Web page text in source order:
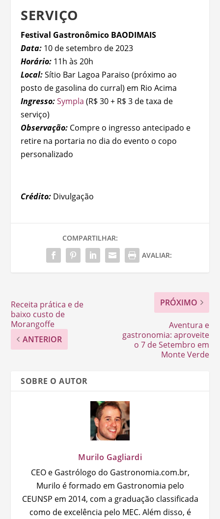
SERVIÇO
Festival Gastronômico BAODIMAIS
Data: 10 de setembro de 2023
Horário: 11h às 20h
Local:Sítio Bar Lagoa Paraiso (próximo ao
posto de gasolina do curral) em Rio Acima
Ingresso: Sympla (R$ 30 + R$ 3 de taxa de
serviço)
Observação: Compre o ingresso antecipado e
retire na portaria no dia do evento o copo
personalizado
Crédito: Divulgação
COMPARTILHAR:
AVALIAR:
Receita prática e de
baixo custo de
Morangoffe
ANTERIOR
PRÓXIMO
Aventura e
gastronomia: aproveite
o 7 de Setembro em
Monte Verde
SOBRE O AUTOR
Murilo Gagliardi
CEO e Gastrólogo do Gastronomia.com.br,
Murilo é formado em Gastronomia pelo
CEUNSP em 2014, com a graduação classificada
como de excelência pelo MEC. Além disso, é